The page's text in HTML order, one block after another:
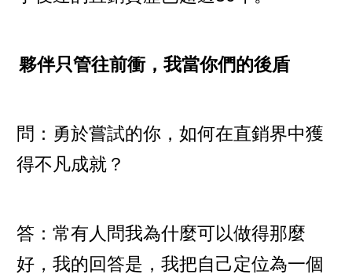
夥伴只管往前衝，我當你們的後盾
問：勇於嘗試的你，如何在直銷界中獲
得不凡成就？
答：常有人問我為什麼可以做得那麼
好，我的回答是，我把自己定位為一個